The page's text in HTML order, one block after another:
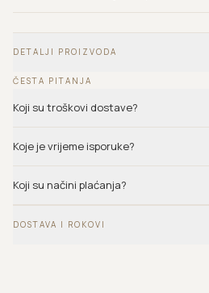
DETALJI PROIZVODA
ČESTA PITANJA
Koji su troškovi dostave?
Koje je vrijeme isporuke?
Koji su načini plaćanja?
DOSTAVA I ROKOVI